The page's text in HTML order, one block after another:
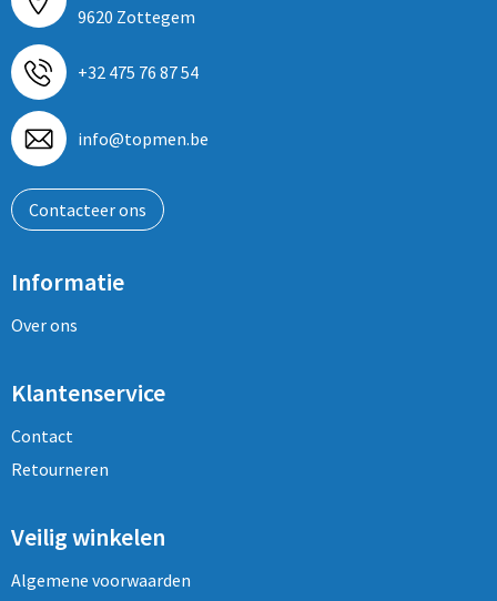
9620 Zottegem
+32 475 76 87 54
info@topmen.be
Contacteer ons
Informatie
Over ons
Klantenservice
Contact
Retourneren
Veilig winkelen
Algemene voorwaarden